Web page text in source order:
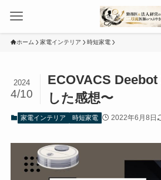
ホーム 家電インテリア 時短家電
ECOVACS Deebot
した感想〜
2024
4/10
家電インテリア 時短家電 2022年6月8日